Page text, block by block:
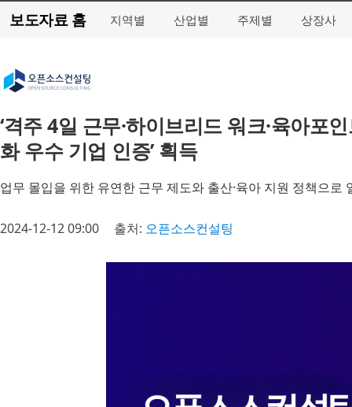
보도자료 홈 지역별 산업별 주제별 상장사
‘격주 4일 근무·하이브리드 워크·육아포
화 우수 기업 인증’ 획득
업무 몰입을 위한 유연한 근무 제도와 출산·육아 지원 정책으로
2024-12-12 09:00 출처: 오픈소스컨설팅